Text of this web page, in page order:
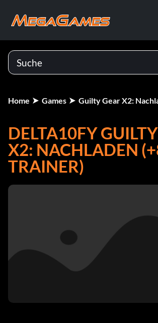
Home Games Guilty Gear X2:
DELTA10FY
X2: NACHLADEN
TRAINER)